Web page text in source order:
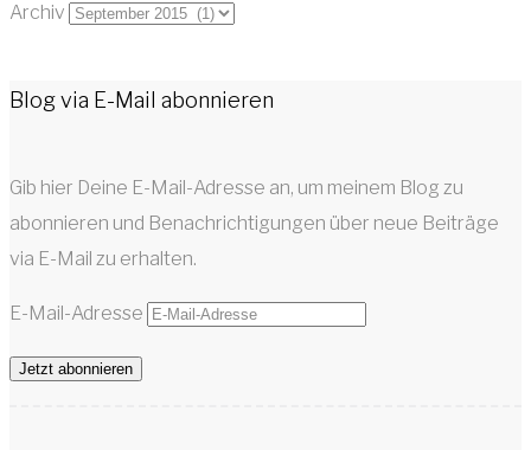
Archiv
Blog via E-Mail abonnieren
Gib hier Deine E-Mail-Adresse an, um meinem Blog zu
abonnieren und Benachrichtigungen über neue Beiträge
via E-Mail zu erhalten.
E-Mail-Adresse
Jetzt abonnieren